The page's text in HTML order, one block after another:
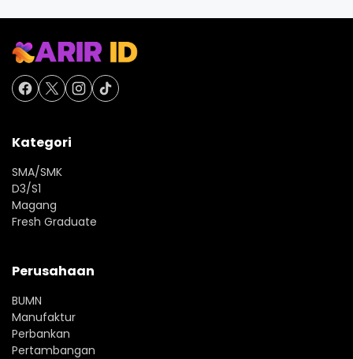
Kategori
SMA/SMK
D3/S1
Magang
Fresh Graduate
Perusahaan
BUMN
Manufaktur
Perbankan
Pertambangan